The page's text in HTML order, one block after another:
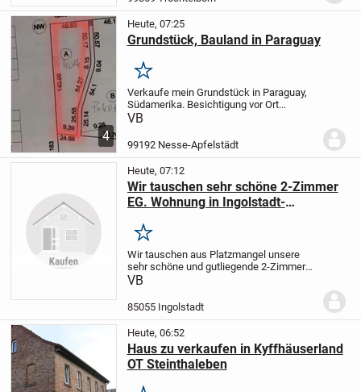
4
Heute, 07:25
Grundstück, Bauland in Paraguay
Merken
Verkaufe mein Grundstück in Paraguay,
Südamerika. Besichtigung vor Ort
möglich, mein Onkel (wohnhaft in
Verkauf ab. Titel vorhanden. Er hat eine
Vollmacht von...
VB
99192 Nesse-Apfelstädt
Heute, 07:12
Wir tauschen sehr schöne 2-Zimmer
EG. Wohnung in Ingolstadt-
Merken
Wir tauschen aus Platzmangel unsere
sehr schöne und gutliegende 2-Zimmer
Erdgeschoß Wohnung mit 61m
Tiefgaragenplatz gegen älteres Haus.Die
Wohnung ist neu...
VB
85055 Ingolstadt
Heute, 06:52
Haus zu verkaufen in Kyffhäuserland
OT Steinthaleben